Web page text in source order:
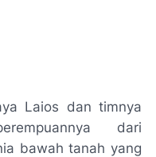
Laios dan timnya
dari
bawah tanah yang